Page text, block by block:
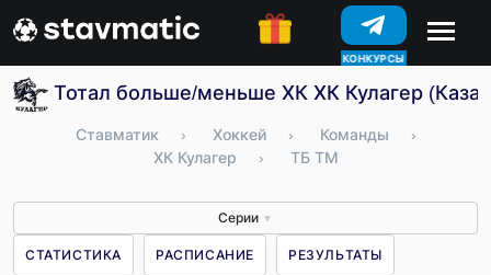
КОНКУРСЫ
Тотал больше/меньше ХК ХК Кулагер
Ставматик › Хоккей › Команды
›
ХК Кулагер
› ТБ ТМ
Серии ▼
СТАТИСТИКА РАСПИСАНИЕ РЕЗУЛЬТАТЫ